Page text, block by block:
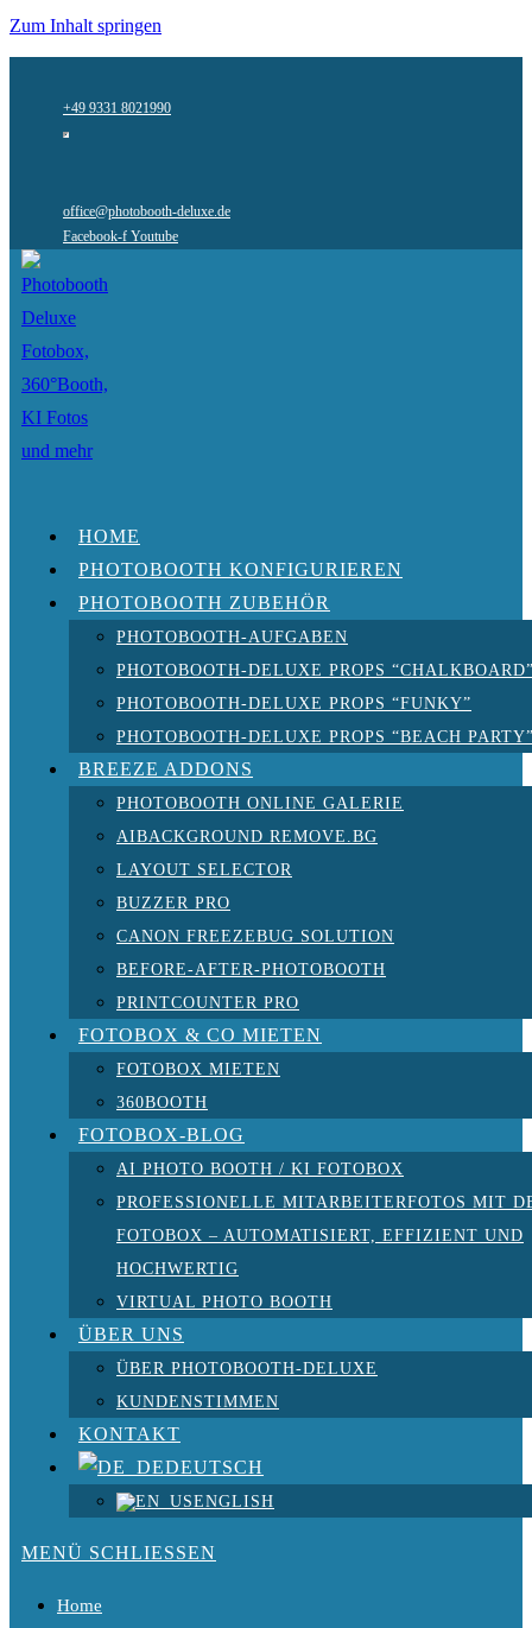
Zum Inhalt springen
+49 9331 8021990
office@photobooth-deluxe.de
Facebook-f Youtube
HOME
PHOTOBOOTH KONFIGURIEREN
PHOTOBOOTH ZUBEHÖR
PHOTOBOOTH-AUFGABEN
PHOTOBOOTH-DELUXE PROPS
PHOTOBOOTH-DELUXE PROPS “FUNKY”
PHOTOBOOTH-DELUXE PROPS “BEACH
BREEZE ADDONS
PHOTOBOOTH ONLINE GALERIE
AIBACKGROUND REMOVE.BG
LAYOUT SELECTOR
BUZZER PRO
CANON FREEZEBUG SOLUTION
BEFORE-AFTER-PHOTOBOOTH
PRINTCOUNTER PRO
FOTOBOX & CO MIETEN
FOTOBOX MIETEN
360BOOTH
FOTOBOX-BLOG
AI PHOTO BOOTH / KI FOTOBOX
PROFESSIONELLE MITARBEITERFOTOS MIT
FOTOBOX – AUTOMATISIERT, EFFIZIENT UND
HOCHWERTIG
VIRTUAL PHOTO BOOTH
ÜBER UNS
ÜBER PHOTOBOOTH-DELUXE
KUNDENSTIMMEN
KONTAKT
DEUTSCH
ENGLISH
MENÜ SCHLIESSEN
Home